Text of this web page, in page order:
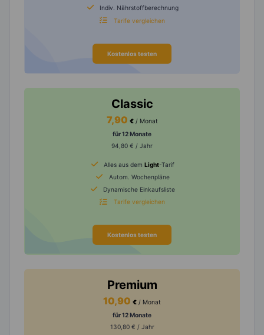
Indiv. Nährstoffberechnung
Tarife vergleichen
Kostenlos testen
Classic
7,90 € / Monat
für 12 Monate
94,80 € / Jahr
Alles aus dem Light-Tarif
Autom. Wochenpläne
Dynamische Einkaufsliste
Tarife vergleichen
Kostenlos testen
Premium
10,90 € / Monat
für 12 Monate
130,80 € / Jahr